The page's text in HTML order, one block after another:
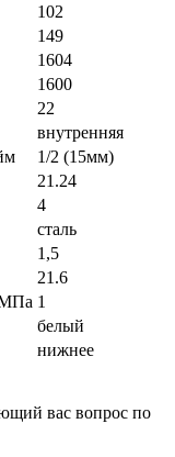
102
149
1604
1600
22
внутренняя
1/2 (15мм)
21.24
4
сталь
1,5
21.6
МПа 1
белый
нижнее
вас вопрос по